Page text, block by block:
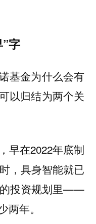
字
基金为什么会有
以归结为两个关
早在2022年底制
，具身智能就已
的投资规划里——
年。